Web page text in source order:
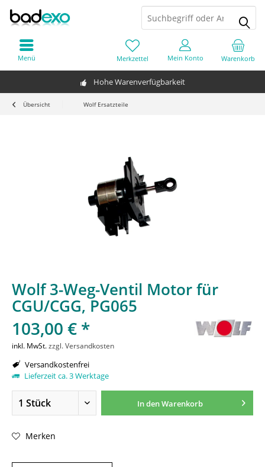
Hohe Warenverfügbarkeit
Warenkorb
Merkzettel Mein Konto
Menü
Übersicht Wolf Ersatzteile
Wolf 3-Weg-Ventil Motor für
CGU/CGG, PG065
103,00 € *
inkl. MwSt.zzgl. Versandkosten
Versandkostenfrei
Lieferzeit ca. 3 Werktage
In denWarenkorb
Merken